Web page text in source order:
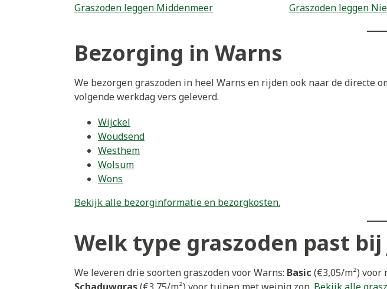
Graszoden leggen Middenmeer Graszoden leggen
Bezorging in Warns
We bezorgen graszoden in heel Warns en rijden ook naar de directe
volgende werkdag vers geleverd.
Wijckel
Woudsend
Westhem
Wolsum
Wons
Bekijk alle bezorginformatie en bezorgkosten.
Welk type graszoden past
We leveren drie soorten graszoden voor Warns: Basic (€3,05/m²)